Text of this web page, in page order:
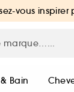
vous
Bain